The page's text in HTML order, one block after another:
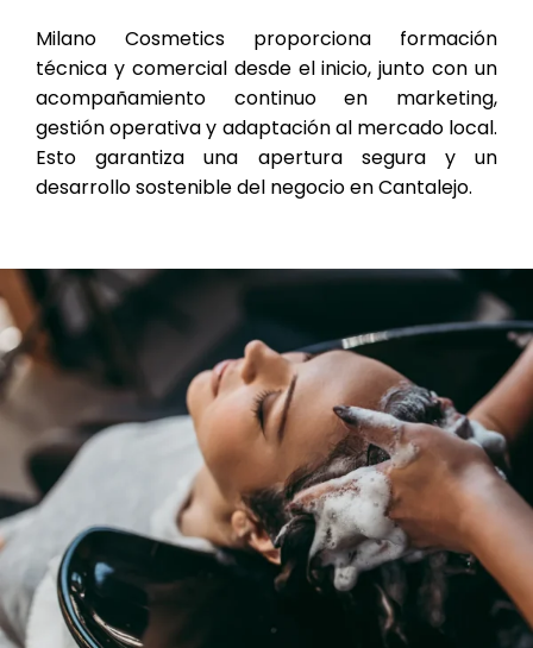
Milano Cosmetics proporciona formación
técnica y comercial desde el inicio, junto con un
acompañamiento continuo en marketing,
gestión operativa y adaptación al mercado local.
Esto garantiza una apertura segura y un
desarrollo sostenible del negocio en Cantalejo.